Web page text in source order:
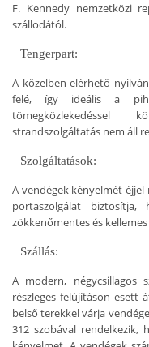
F. Kennedy nemzetközi
szállodától.
Tengerpart:
A közelben elérhető
felé, így ideális a
tömegközlekedéssel
strandszolgáltatás nem áll
Szolgáltatások:
A vendégek kényelmét
portaszolgálat
zökkenőmentes és
Szállás:
A modern, négycsillagos
részleges felújításon esett
belső terekkel várja
312 szobával rendelkezik,